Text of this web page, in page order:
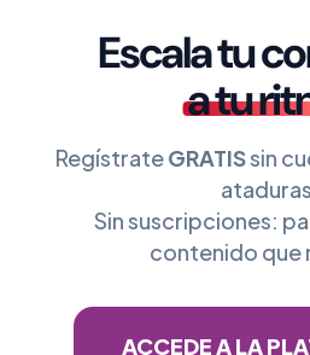
Escala tu
a tu
RegístrateGRATISsin
Sin suscripciones:
contenido que
ACCEDE A LA